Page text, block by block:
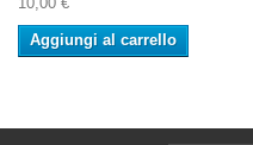
Aggiungi al carrello